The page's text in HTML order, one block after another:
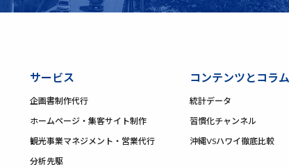
サービス
企画書制作代行
ホームページ・集客サイト制作
観光事業マネジメント・営業代行
分析先駆
コンテンツとコラム
統計データ
習慣化チャンネル
沖縄VSハワイ徹底比較